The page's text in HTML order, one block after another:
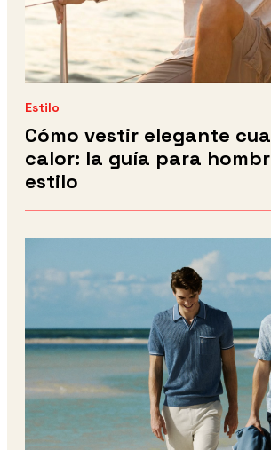
Estilo
Cómo vestir elegante
calor: la guía para
estilo